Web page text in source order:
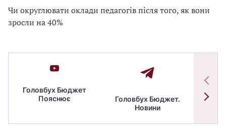
Чи округлювати оклади педагогів після того, як вони
зросли на 40%
Головбух Бюджет
Пояснює
Головбух Бюджет.
Новини